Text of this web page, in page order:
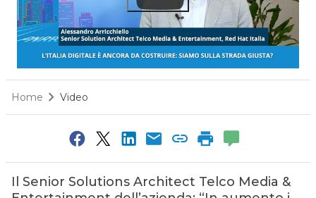
Home Video
Il Senior Solutions Architect Telco Media &